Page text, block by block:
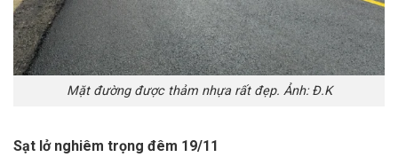
Mặt đường được thảm nhựa rất đẹp. Ảnh: Đ.K
Sạt lở nghiêm trọng đêm 19/11